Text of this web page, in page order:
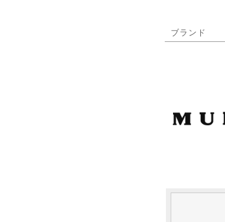
ブランド